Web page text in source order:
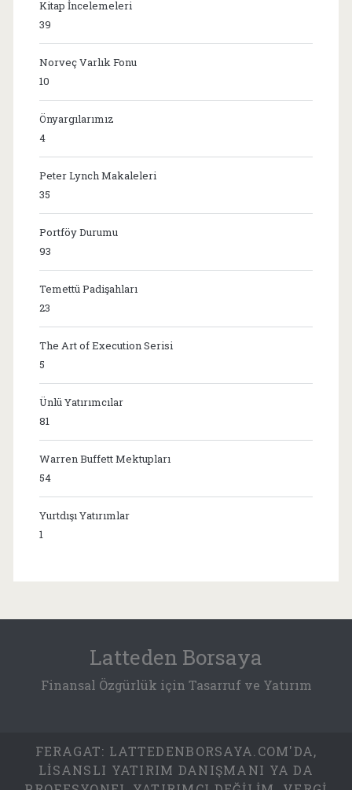
Kitap İncelemeleri
39
Norveç Varlık Fonu
10
Önyargılarımız
4
Peter Lynch Makaleleri
35
Portföy Durumu
93
Temettü Padişahları
23
The Art of Execution Serisi
5
Ünlü Yatırımcılar
81
Warren Buffett Mektupları
54
Yurtdışı Yatırımlar
1
Latteden Borsaya
Finansal Özgürlük için Tasarruf ve Yatırım
FERAGAT: LATTEDENBORSAYA.COM'DA,
LISANSLI YATIRIM DANIŞMANI YA DA